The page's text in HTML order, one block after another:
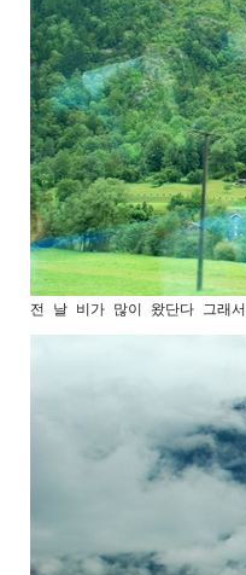
전 날 비가 많이 왔단다 그래